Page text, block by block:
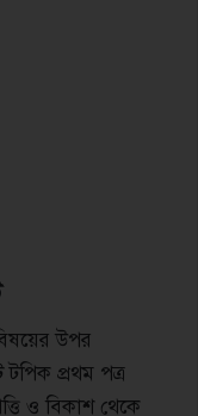
উপর
টপিক প্রথম পত্র
ও বিকাশ থেকে